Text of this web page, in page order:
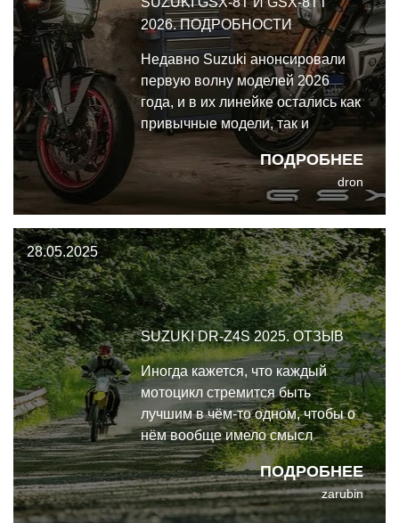
2026. ПОДРОБНОСТИ
ПОДРОБНЕЕ
Недавно Suzuki анонсировали
первую волну моделей 2026
года, и в их линейке остались как
привычные модели, так и
недавние новинки - от GSX-R600
и GSX-R750 до GSX-8S и GSX-
8R, и даже DR650S. Вроде быdron
28.05.2025
SUZUKI DR-Z4S 2025. ОТЗЫВ
ПОДРОБНЕЕ
Иногда кажется, что каждый
мотоцикл стремится быть
лучшим в чём-то одном, чтобы о
нём вообще имело смысл
упоминать. Но не новый Suzuki
DR-Z4S 2025.
zarubin